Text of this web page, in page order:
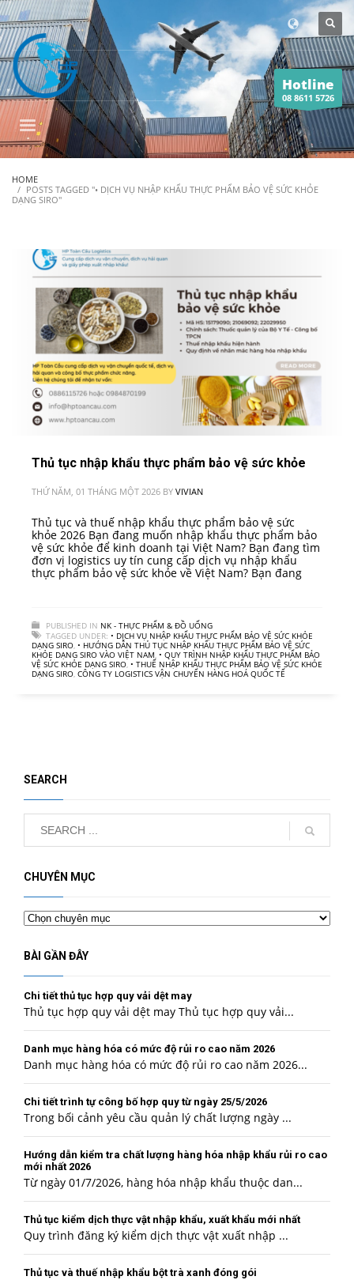
Hotline
08 8611 5726
HOME
POSTS TAGGED "• DỊCH VỤ NHẬP KHẨU THỰC PHẨM BẢO VỆ SỨC KHỎE
DẠNG SIRO"
Thủ tục nhập khẩu thực phẩm bảo vệ sức khỏe
THỨ NĂM, 01 THÁNG MỘT 2026 BY VIVIAN
Thủ tục và thuế nhập khẩu thực phẩm bảo vệ sức
khỏe 2026 Bạn đang muốn nhập khẩu thực phẩm bảo
vệ sức khỏe để kinh doanh tại Việt Nam? Bạn đang tìm
đơn vị logistics uy tín cung cấp dịch vụ nhập khẩu
thực phẩm bảo vệ sức khỏe về Việt Nam? Bạn đang
PUBLISHED IN NK - THỰC PHẨM & ĐỒ UỐNG
TAGGED UNDER: • DỊCH VỤ NHẬP KHẨU THỰC PHẨM BẢO VỆ SỨC KHỎE
DẠNG SIRO, • HƯỚNG DẪN THỦ TỤC NHẬP KHẨU THỰC PHẨM BẢO VỆ SỨC
KHỎE DẠNG SIRO VÀO VIỆT NAM, • QUY TRÌNH NHẬP KHẨU THỰC PHẨM BẢO
VỆ SỨC KHỎE DẠNG SIRO, • THUẾ NHẬP KHẨU THỰC PHẨM BẢO VỆ SỨC KHỎE
DẠNG SIRO, CÔNG TY LOGISTICS VẬN CHUYỂN HÀNG HOÁ QUỐC TẾ
SEARCH
CHUYÊN MỤC
Chuyên
mục
BÀI GẦN ĐÂY
Chi tiết thủ tục hợp quy vải dệt may
Thủ tục hợp quy vải dệt may Thủ tục hợp quy vải...
Danh mục hàng hóa có mức độ rủi ro cao năm 2026
Danh mục hàng hóa có mức độ rủi ro cao năm 2026...
Chi tiết trình tự công bố hợp quy từ ngày 25/5/2026
Trong bối cảnh yêu cầu quản lý chất lượng ngày ...
Hướng dẫn kiểm tra chất lượng hàng hóa nhập khẩu rủi ro cao
mới nhất 2026
Từ ngày 01/7/2026, hàng hóa nhập khẩu thuộc dan...
Thủ tục kiểm dịch thực vật nhập khẩu, xuất khẩu mới nhất
Quy trình đăng ký kiểm dịch thực vật xuất nhập ...
Thủ tục và thuế nhập khẩu bột trà xanh đóng gói